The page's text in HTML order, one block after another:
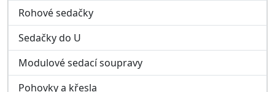
Obývací pokoj
Nábytkové sestavy
Dětský pokoj
Nábytkové sestavy